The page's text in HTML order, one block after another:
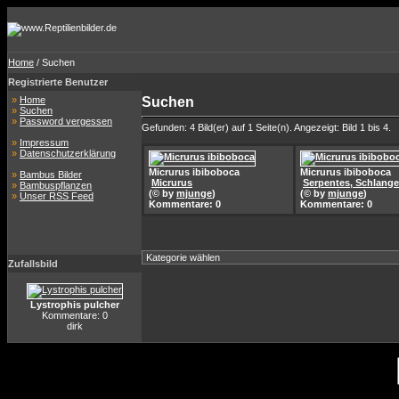
Home / Suchen
Registrierte Benutzer
» Home
» Suchen
» Password vergessen
» Impressum
» Datenschutzerklärung
» Bambus Bilder
» Bambuspflanzen
» Unser RSS Feed
Zufallsbild
Lystrophis pulcher
Kommentare: 0
dirk
Suchen
Gefunden: 4 Bild(er) auf 1 Seite(n). Angezeigt: Bild 1 bis 4.
Micrurus ibiboboca
Micrurus
(© by mjunge)
Kommentare: 0
Micrurus ibiboboca
Serpentes,
(© by mjunge)
Kommentare: 0